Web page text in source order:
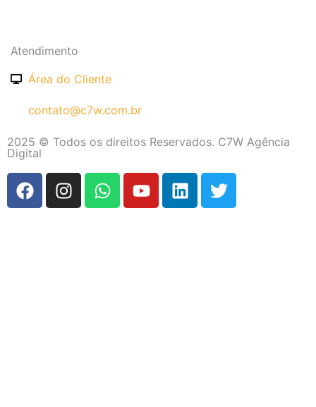
Atendimento
Área do Cliente
contato@c7w.com.br
2025 © Todos os direitos Reservados. C7W Agência
Digital